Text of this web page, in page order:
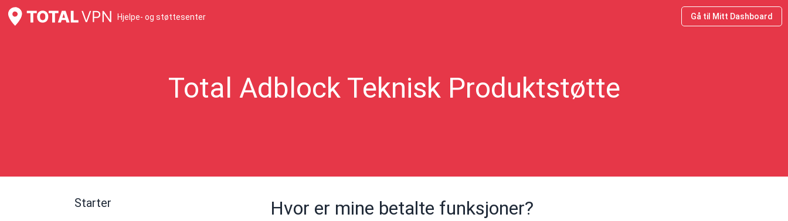
Hjelpe- og støttesenter Gå til Mitt Dashboard
Total Adblock Teknisk Produktstøtte
Starter Hvor er mine betalte funksjoner?